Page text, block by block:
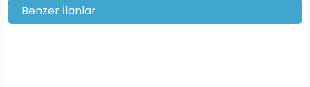
Benzer İlanlar